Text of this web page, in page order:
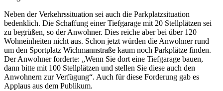
Neben der Verkehrssituation sei auch die Parkplatzsituation
bedenklich. Die Schaffung einer Tiefgarage mit 20 Stellplätzen sei
zu begrüßen, so der Anwohner. Dies reiche aber bei über 120
Wohneinheiten nicht aus. Schon jetzt würden die Anwohner rund
um den Sportplatz Wichmannstraße kaum noch Parkplätze finden.
Der Anwohner forderte: „Wenn Sie dort eine Tiefgarage bauen,
dann bitte mit 100 Stellplätzen und stellen Sie diese auch den
Anwohnern zur Verfügung“. Auch für diese Forderung gab es
Applaus aus dem Publikum.